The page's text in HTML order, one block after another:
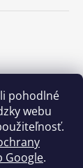
pohodlné
webu
Google.
údajov